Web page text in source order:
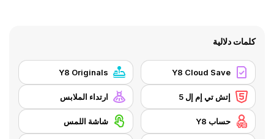
كلمات دلالية
Y8 Cloud Save
Y8 Originals
إتش تي إم إل 5 ارتداء الملابس
حساب Y8 شاشة اللمس